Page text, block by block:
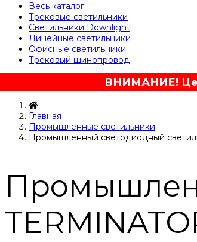
Весь каталог
Трековые светильники
Светильники Downlight
Линейные светильники
Офисные светильники
Трековый шинопровод
ВНИМАНИЕ!
Главная
Промышленные светильники
Промышленный светодиодный